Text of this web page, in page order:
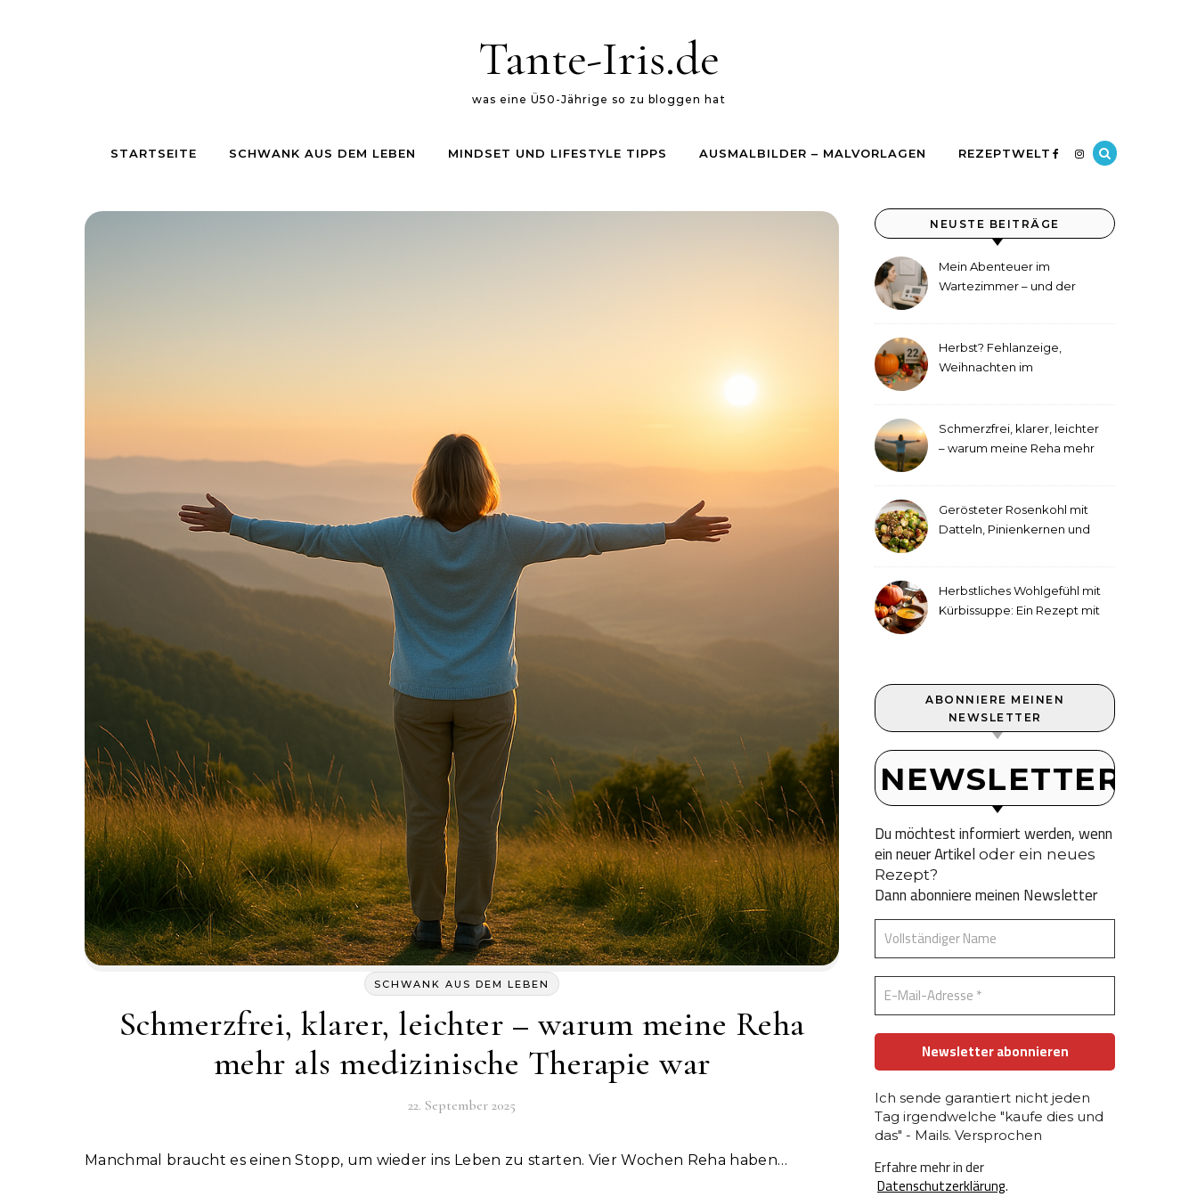
Tante-Iris.de
was eine Ü50-Jährige so zu bloggen hat
STARTSEITE SCHWANK AUS DEM LEBEN MINDSET UND LIFESTYLE TIPPS AUSMALBILDER – MALVORLAGEN REZEPTWELT
SCHWANK AUS DEM LEBEN
Schmerzfrei, klarer, leichter – warum meine Reha
mehr als medizinische Therapie war
22. September 2025
Manchmal braucht es einen Stopp, um wieder ins Leben zu starten. Vier Wochen Reha haben…
NEUSTE BEITRÄGE
Mein Abenteuer im
Wartezimmer – und der
Herbst? Fehlanzeige,
Weihnachten im
Schmerzfrei, klarer, leichter
– warum meine Reha mehr
Gerösteter Rosenkohl mit
Datteln, Pinienkernen und
Herbstliches Wohlgefühl mit
Kürbissuppe: Ein Rezept mit
ABONNIERE MEINEN
NEWSLETTER
NEWSLETTER
Du möchtest informiert werden, wenn
ein neuer Artikel oder ein neues
Rezept?
Dann abonniere meinen Newsletter
Ich sende garantiert nicht jeden
Tag irgendwelche "kaufe dies und
das" - Mails. Versprochen
Erfahre mehr in der
Datenschutzerklärung.